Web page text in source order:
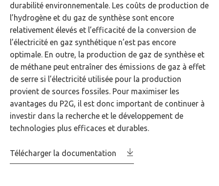
durabilité environnementale. Les coûts de production de
l’hydrogène et du gaz de synthèse sont encore
relativement élevés et l’efficacité de la conversion de
l’électricité en gaz synthétique n’est pas encore
optimale. En outre, la production de gaz de synthèse et
de méthane peut entraîner des émissions de gaz à effet
de serre si l’électricité utilisée pour la production
provient de sources fossiles. Pour maximiser les
avantages du P2G, il est donc important de continuer à
investir dans la recherche et le développement de
technologies plus efficaces et durables.
Télécharger la documentation